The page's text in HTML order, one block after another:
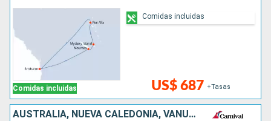
Comidas incluidas US$ 687 +Tasas
Comidas incluidas
AUSTRALIA, NUEVA CALEDONIA, VANUATU